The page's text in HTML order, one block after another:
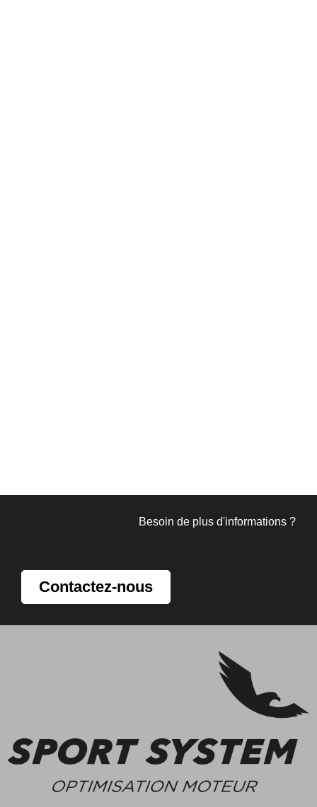
Besoin de plus d'informations ?
Contactez-nous